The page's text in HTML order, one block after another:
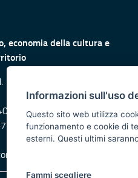
economia della cultura e
107, Lungomare Starita -
risorse del POR Puglia 2014/
Informazioni sull'uso
Questo sito web utilizza
funzionamento e cookie di
esterni. Questi ultimi
Fammi scegliere